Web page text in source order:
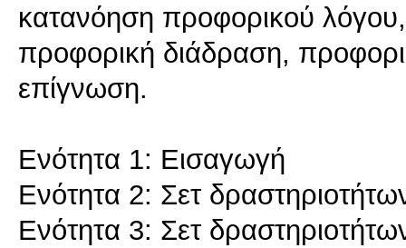
κατανόηση προφορικού
προφορική διάδραση,
επίγνωση.
Ενότητα 1: Εισαγωγή
Ενότητα 2: Σετ
Ενότητα 3: Σετ